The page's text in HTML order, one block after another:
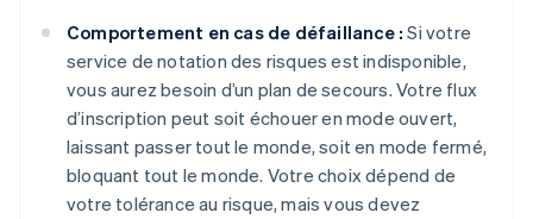
Comportement en cas de défaillance : Si votre
service de notation des risques est indisponible,
vous aurez besoin d’un plan de secours. Votre flux
d’inscription peut soit échouer en mode ouvert,
laissant passer tout le monde, soit en mode fermé,
bloquant tout le monde. Votre choix dépend de
votre tolérance au risque, mais vous devez